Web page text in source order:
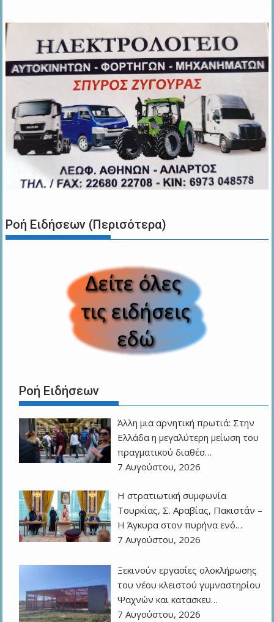
Ροή Ειδήσεων (Περισότερα)
Ροή Ειδήσεων
Άλλη μια αρνητική πρωτιά: Στην
Ελλάδα η μεγαλύτερη μείωση του
πραγματικού διαθέσ…
7 Αυγούστου, 2026
Η στρατιωτική συμφωνία
Τουρκίας, Σ. Αραβίας, Πακιστάν –
Η Άγκυρα στον πυρήνα ενό…
7 Αυγούστου, 2026
Ξεκινούν εργασίες ολοκλήρωσης
του νέου κλειστού γυμναστηρίου
Ψαχνών και κατασκευ…
7 Αυγούστου, 2026